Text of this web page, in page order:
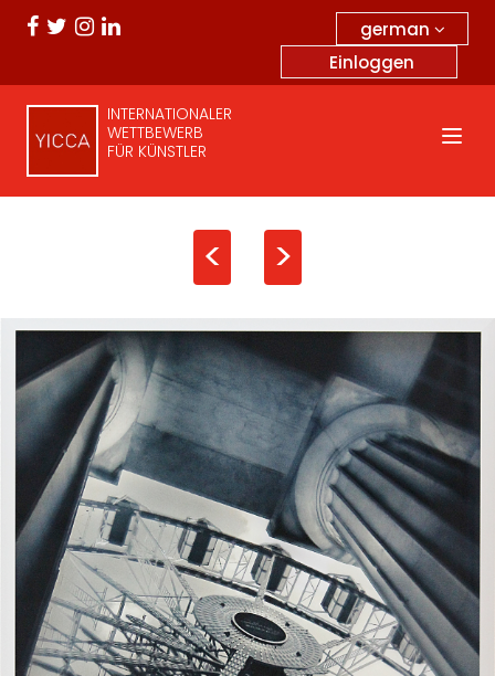
german
Einloggen
INTERNATIONALER
WETTBEWERB
FÜR KÜNSTLER
< >